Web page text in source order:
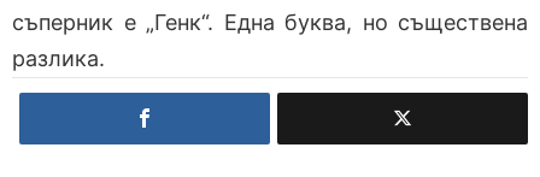
съперник е „Генк“. Една буква, но съществена
разлика.